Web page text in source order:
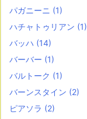
パガニーニ (1)
ハチャトゥリアン (1)
バッハ (14)
バーバー (1)
バルトーク (1)
バーンスタイン (2)
ピアソラ (2)